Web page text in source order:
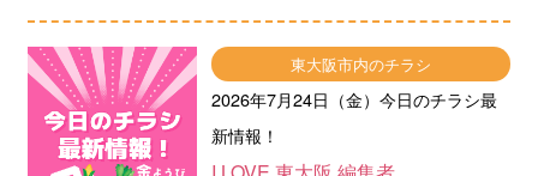
東大阪市内のチラシ
2026年7月24日（金）今日のチラシ最
新情報！